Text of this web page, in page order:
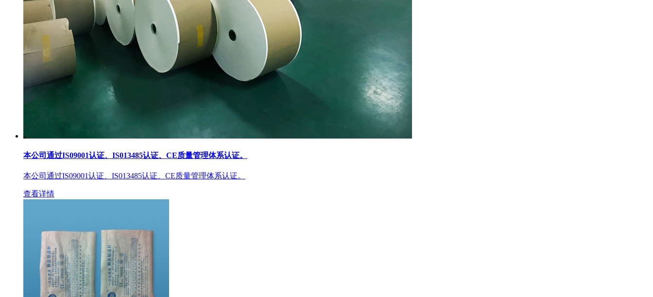
本公司通过IS09001认证、IS013485认证、CE质量管理体系认证。
本公司通过IS09001认证、IS013485认证、CE质量管理体系认证。
查看详情